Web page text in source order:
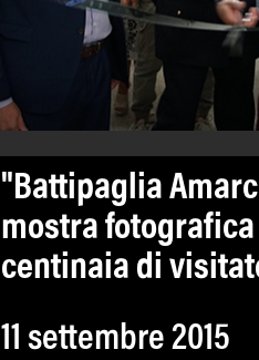
"Battipaglia
mostra
centinaia di
11 settembre 2015